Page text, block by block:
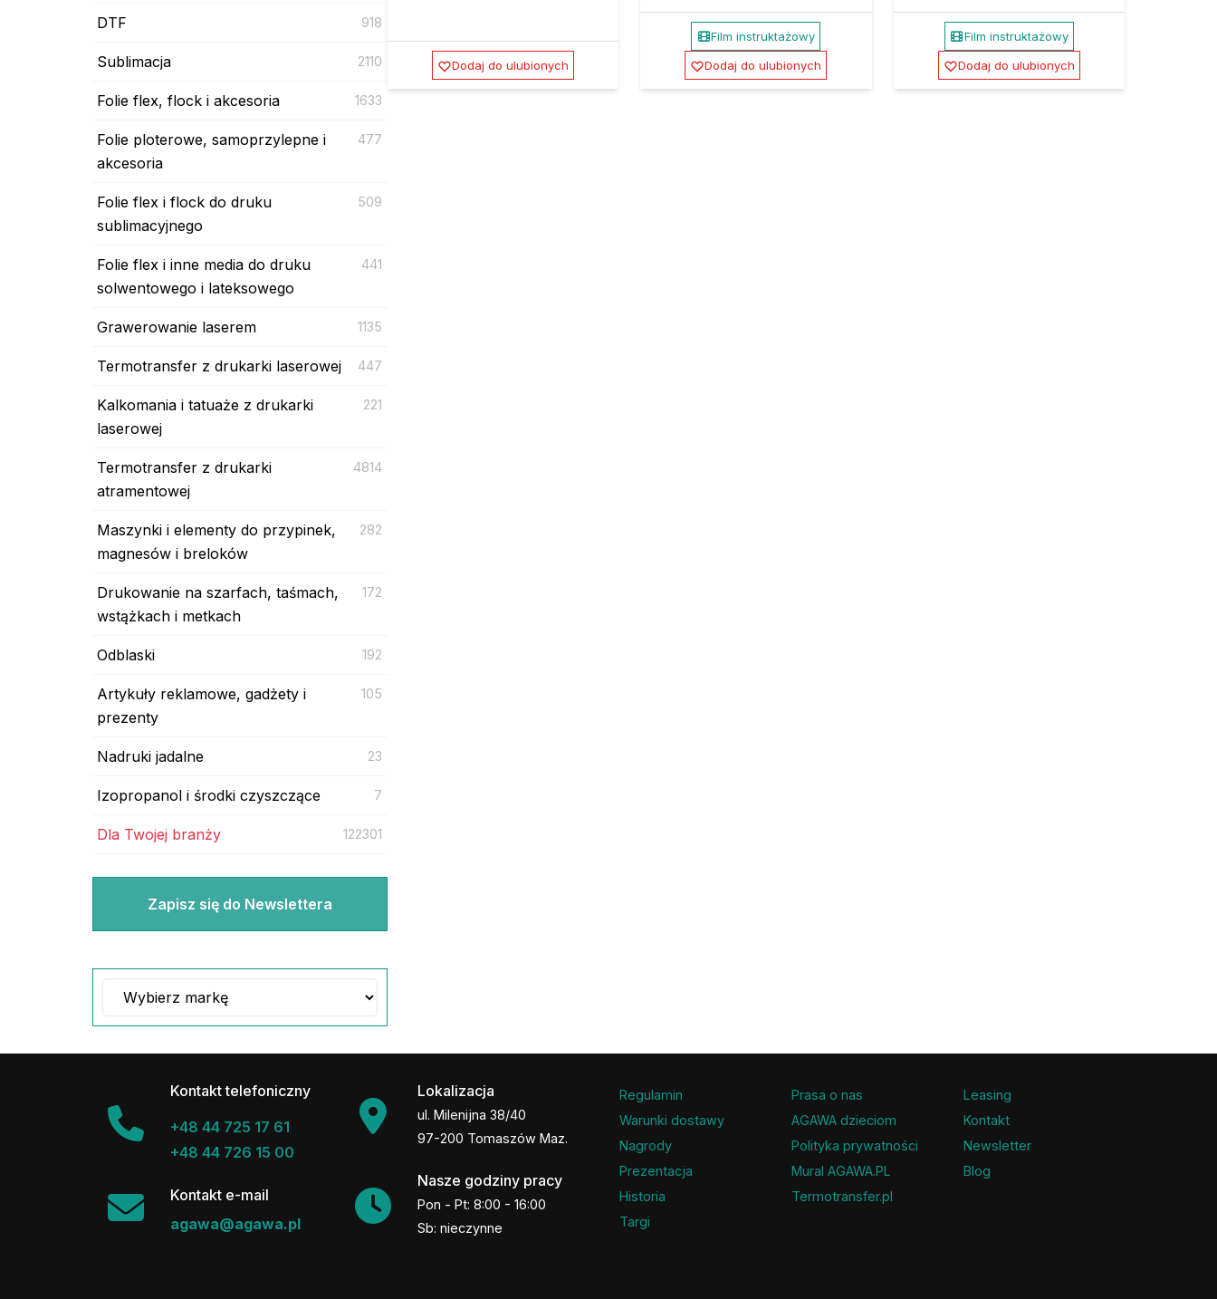
DTF 918
Sublimacja 2110
Folie flex, flock i akcesoria 1633
Folie ploterowe, samoprzylepne i
akcesoria
477
Folie flex i flock do druku
sublimacyjnego
509
Folie flex i inne media do druku
solwentowego i lateksowego
441
Grawerowanie laserem 1135
Termotransfer z drukarki laserowej 447
Kalkomania i tatuaże z drukarki
laserowej
221
Termotransfer z drukarki
atramentowej
4814
Maszynki i elementy do przypinek,
magnesów i breloków
282
Drukowanie na szarfach, taśmach,
wstążkach i metkach
172
Odblaski 192
Artykuły reklamowe, gadżety i
prezenty
105
Nadruki jadalne 23
Izopropanol i środki czyszczące 7
Dla Twojej branży 122301
Zapisz się do Newslettera
Dodaj do ulubionych
Film instruktażowy
Dodaj do ulubionych
Film instruktażowy
Dodaj do ulubionych
Kontakt telefoniczny
+48 44 725 17 61
+48 44 726 15 00
Kontakt e-mail
agawa@agawa.pl
Lokalizacja
ul. Milenijna 38/40
97-200 Tomaszów Maz.
Nasze godziny pracy
Pon - Pt: 8:00 - 16:00
Sb: nieczynne
Regulamin
Warunki dostawy
Nagrody
Prezentacja
Historia
Targi
Prasa o nas
AGAWA dzieciom
Polityka prywatności
Mural AGAWA.PL
Termotransfer.pl
Leasing
Kontakt
Newsletter
Blog